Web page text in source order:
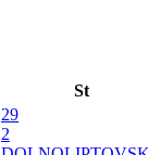
St
29
2